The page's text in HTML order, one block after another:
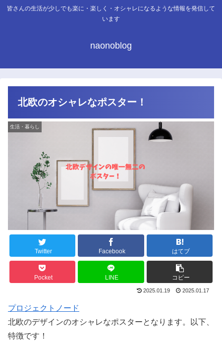
皆さんの生活が少しでも楽に・楽しく・オシャレになるような情報を発信して
います
naonoblog
北欧のオシャレなポスター！
生活・暮らし
Twitter Facebook はてブ
Pocket LINE コピー
2025.01.19 2025.01.17
プロジェクトノード
北欧のデザインのオシャレなポスターとなります。以下、
特徴です！